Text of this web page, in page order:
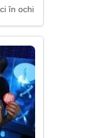
în ochi